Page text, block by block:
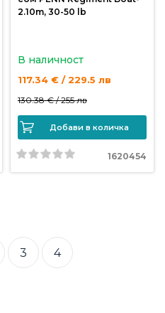
2.10m, 30-50 lb
В наличност
117.34 € / 229.5 лв
130.38 € /255 лв
Добави в количка
1620454
3 4